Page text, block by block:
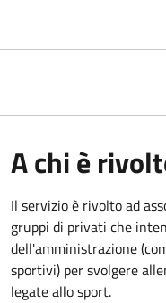
A chi è
Il servizio è rivolto ad
gruppi di privati che
dell'amministrazione
sportivi) per svolgere
legate allo sport.